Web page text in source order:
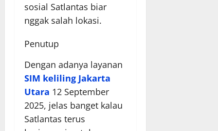
sosial Satlantas biar
nggak salah lokasi.
Penutup
Dengan adanya layanan
SIM keliling Jakarta
Utara 12 September
2025, jelas banget kalau
Satlantas terus